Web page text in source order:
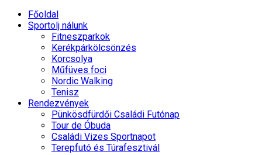
Főoldal
Sportolj nálunk
Fitneszparkok
Kerékpárkölcsönzés
Korcsolya
Műfüves foci
Nordic Walking
Tenisz
Rendezvények
Pünkösdfürdői Családi Futónap
Tour de Óbuda
Családi Vizes Sportnapot
Terepfutó és Túrafesztivál